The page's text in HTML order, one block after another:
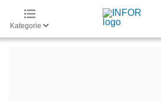
Kategorie